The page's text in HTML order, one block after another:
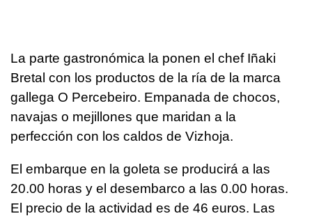
La parte gastronómica la ponen el chef Iñaki
Bretal con los productos de la ría de la marca
gallega O Percebeiro. Empanada de chocos,
navajas o mejillones que maridan a la
perfección con los caldos de Vizhoja.
El embarque en la goleta se producirá a las
20.00 horas y el desembarco a las 0.00 horas.
El precio de la actividad es de 46 euros. Las